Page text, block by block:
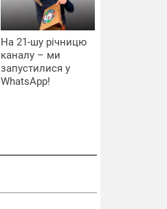
На 21-шу річницю
каналу – ми
запустилися у
WhatsApp!